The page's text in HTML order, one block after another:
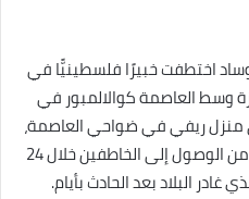
اختطفت خبيرًا فلسطينيًّا في
وسط العاصمة كوالالمبور في
منزل ريفي في ضواحي العاصمة،
قبل أن تتمكن المخابرات الماليزية من الوصول إلى الخاطفين خلال 24
البلاد بعد الحادث بأيام.